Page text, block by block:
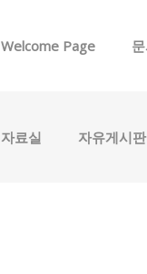
Welcome Page
자료실 자유게시판